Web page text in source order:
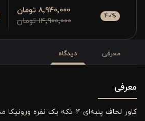
40% 14٬900٬000 تومان
8٬940٬000 تومان
معرفی دیدگاه
معرفی